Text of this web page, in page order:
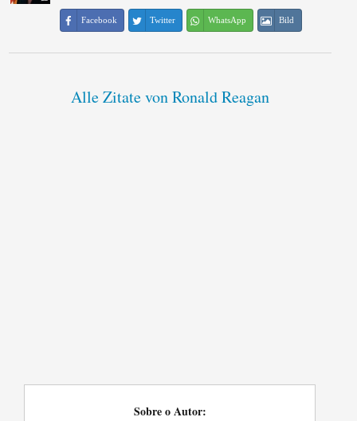
Facebook Twitter WhatsApp Bild
Alle Zitate von Ronald Reagan
Sobre o Autor: